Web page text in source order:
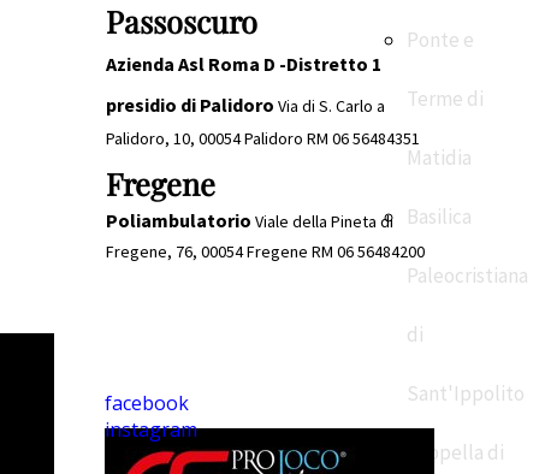
Ponte e
Terme di
Matidia
Basilica
Paleocristiana
di
Sant'Ippolito
Cappella di
Passoscuro
Azienda Asl Roma D -Distretto 1
presidio di Palidoro Via di S. Carlo a
Palidoro, 10, 00054 Palidoro RM 06 56484351
Fregene
Poliambulatorio Viale della Pineta di
Fregene, 76, 00054 Fregene RM 06 56484200
facebook
instagram